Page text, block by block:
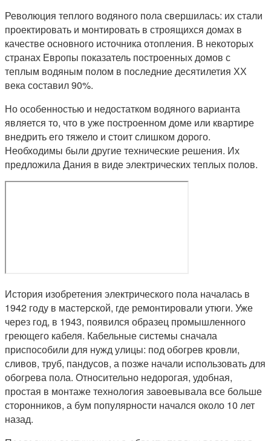
Революция теплого водяного пола свершилась: их стали
проектировать и монтировать в строящихся домах в
качестве основного источника отопления. В некоторых
странах Европы показатель построенных домов с
теплым водяным полом в последние десятилетия ХХ
века составил 90%.
Но особенностью и недостатком водяного варианта
является то, что в уже построенном доме или квартире
внедрить его тяжело и стоит слишком дорого.
Необходимы были другие технические решения. Их
предложила Дания в виде электрических теплых полов.
История изобретения электрического пола началась в
1942 году в мастерской, где ремонтировали утюги. Уже
через год, в 1943, появился образец промышленного
греющего кабеля. Кабельные системы сначала
приспособили для нужд улицы: под обогрев кровли,
сливов, труб, пандусов, а позже начали использовать для
обогрева пола. Относительно недорогая, удобная,
простая в монтаже технология завоевывала все больше
сторонников, а бум популярности начался около 10 лет
назад.